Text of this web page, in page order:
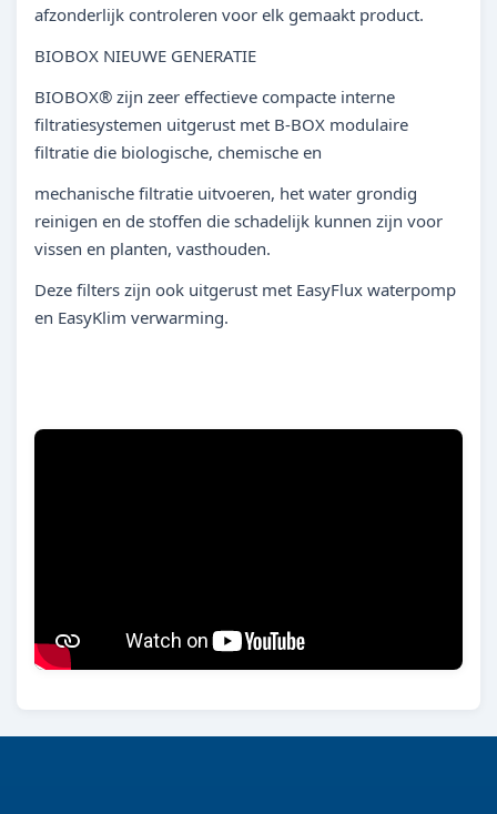
afzonderlijk controleren voor elk gemaakt product.
BIOBOX NIEUWE GENERATIE
BIOBOX® zijn zeer effectieve compacte interne
filtratiesystemen uitgerust met B-BOX modulaire
filtratie die biologische, chemische en
mechanische filtratie uitvoeren, het water grondig
reinigen en de stoffen die schadelijk kunnen zijn voor
vissen en planten, vasthouden.
Deze filters zijn ook uitgerust met EasyFlux waterpomp
en EasyKlim verwarming.